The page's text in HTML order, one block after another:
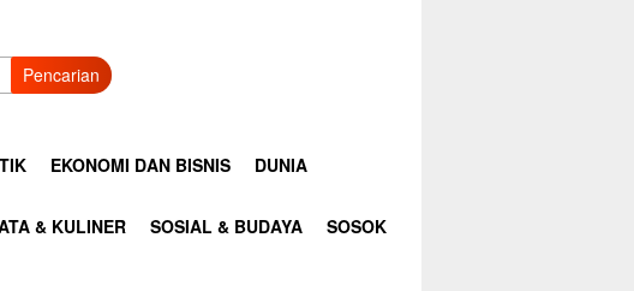
Pencarian
EKONOMI DAN BISNIS DUNIA
& KULINER SOSIAL & BUDAYA SOSOK